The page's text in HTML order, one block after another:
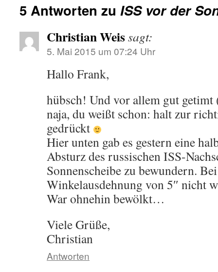
5 Antworten zu ISS vor der
Christian Weissagt:
5. Mai 2015 um 07:24 Uhr
Hallo Frank,
hübsch! Und vor allem gut getimt
naja, du weißt schon: halt zur
gedrückt
Hier unten gab es gestern eine
Absturz des russischen ISS-
Sonnenscheibe zu bewundern.
Winkelausdehnung von 5″ nicht
War ohnehin bewölkt…
Viele Grüße,
Christian
Antworten